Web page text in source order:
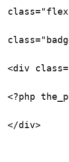
class=
class=
<div class=
<?php
</div>